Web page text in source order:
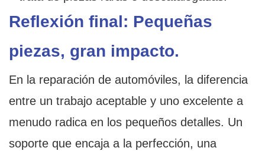
Reflexión final: Pequeñas
piezas, gran impacto.
En la reparación de automóviles, la diferencia
entre un trabajo aceptable y uno excelente a
menudo radica en los pequeños detalles. Un
soporte que encaja a la perfección, una